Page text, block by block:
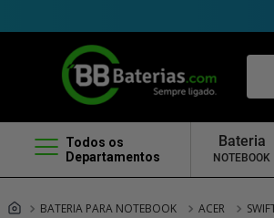
O
Todos os
Departamentos
Bateria
NOTEBOOK
BATERIA PARA NOTEBOOK ACER